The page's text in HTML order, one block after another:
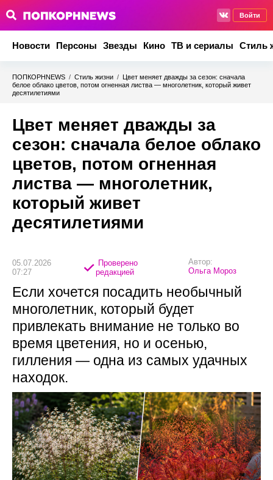
Войти
Новости Персоны Звезды Кино ТВ и сериалы Стиль
ПОПКОРНNEWS / Стиль жизни / Цвет меняет дважды за сезон: сначала
белое облако цветов, потом огненная листва — многолетник, который живет
десятилетиями
Цвет меняет дважды за
сезон: сначала белое облако
цветов, потом огненная
листва — многолетник,
который живет
десятилетиями
05.07.2026
07:27
Проверено
редакцией
Автор:
Ольга Мороз
Если хочется посадить необычный
многолетник, который будет
привлекать внимание не только во
время цветения, но и осенью,
гилления — одна из самых удачных
находок.